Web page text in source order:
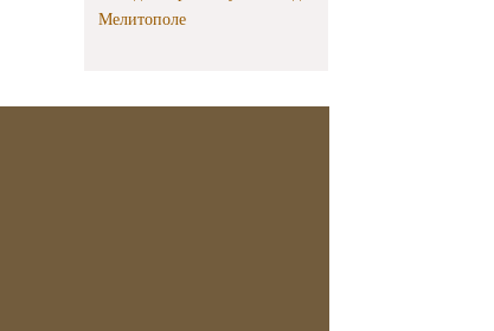
Мелитополе